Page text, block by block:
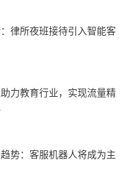
律所夜班接待引入智能客
力教育行业，实现流量精
势：客服机器人将成为主